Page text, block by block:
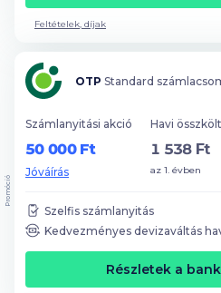
Feltételek, díjak
OTP Standard
Számlanyitási akció
50 000 Ft
Jóváírás
Havi
1 538 Ft
az 1. évben
Szelfis számlanyitás
Kedvezményes devizaváltás
Részletek a
Promóció